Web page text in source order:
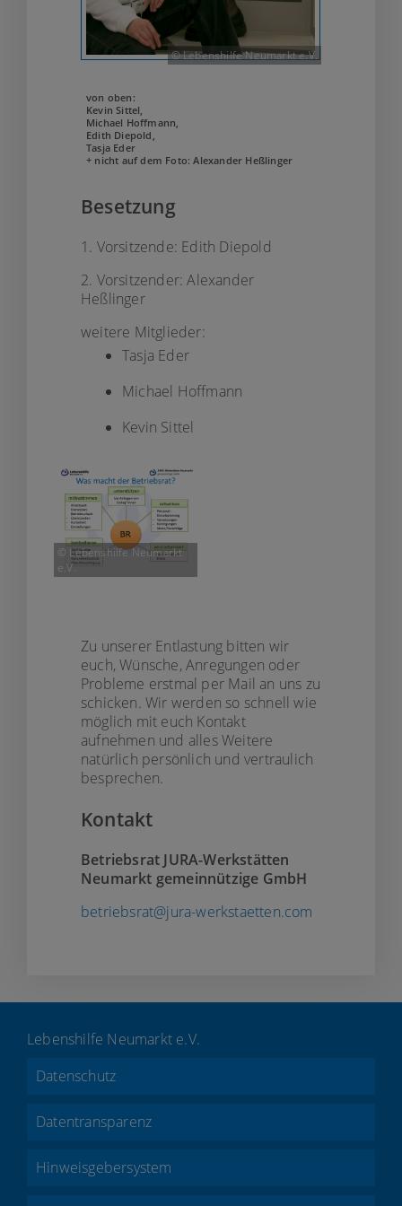
© Lebenshilfe Neumarkt e.V.
von oben:
Kevin Sittel,
Michael Hoffmann,
Edith Diepold,
Tasja Eder
+ nicht auf dem Foto: Alexander Heßlinger
Besetzung
1. Vorsitzende: Edith Diepold
2. Vorsitzender: Alexander
Heßlinger
weitere Mitglieder:
Tasja Eder
Michael Hoffmann
Kevin Sittel
© Lebenshilfe Neumarkt
e.V.
Zu unserer Entlastung bitten wir
euch, Wünsche, Anregungen oder
Probleme erstmal per Mail an uns zu
schicken. Wir werden so schnell wie
möglich mit euch Kontakt
aufnehmen und alles Weitere
natürlich persönlich und vertraulich
besprechen.
Kontakt
Betriebsrat JURA-Werkstätten
Neumarkt gemeinnützige GmbH
betriebsrat@jura-werkstaetten.com
Lebenshilfe Neumarkt e.V.
Datenschutz
Datentransparenz
Hinweisgebersystem